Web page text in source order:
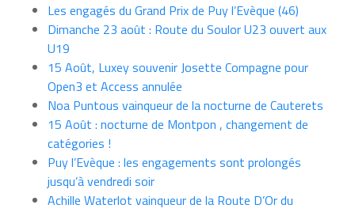
Les engagés du Grand Prix de Puy l’Evèque (46)
Dimanche 23 août : Route du Soulor U23 ouvert aux
U19
15 Août, Luxey souvenir Josette Compagne pour
Open3 et Access annulée
Noa Puntous vainqueur de la nocturne de Cauterets
15 Août : nocturne de Montpon , changement de
catégories !
Puy l’Evèque : les engagements sont prolongés
jusqu’à vendredi soir
Achille Waterlot vainqueur de la Route D’Or du